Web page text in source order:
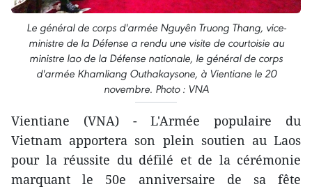
Le général de corps d'armée Nguyên Truong Thang, vice-
ministre de la Défense a rendu une visite de courtoisie au
ministre lao de la Défense nationale, le général de corps
d'armée Khamliang Outhakaysone, à Vientiane le 20
novembre. Photo : VNA
Vientiane (VNA) - L'Armée populaire du
Vietnam apportera son plein soutien au Laos
pour la réussite du défilé et de la cérémonie
marquant le 50e anniversaire de sa fête